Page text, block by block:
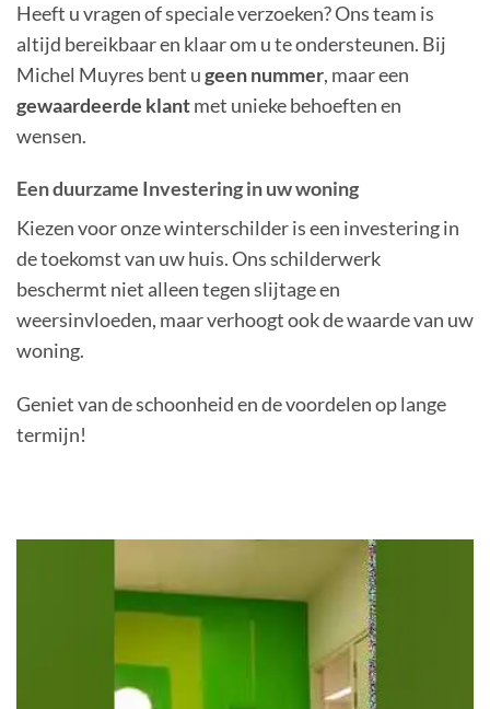
Heeft u vragen of speciale verzoeken? Ons team is
altijd bereikbaar en klaar om u te ondersteunen. Bij
Michel Muyres bent ugeen nummer, maar een
gewaardeerde klantmet unieke behoeften en
wensen.
Een duurzame Investering in uw woning
Kiezen voor onze winterschilder is een investering in
de toekomst van uw huis. Ons schilderwerk
beschermt niet alleen tegen slijtage en
weersinvloeden, maar verhoogt ook de waarde van uw
woning.
Geniet van de schoonheid en de voordelen op lange
termijn!